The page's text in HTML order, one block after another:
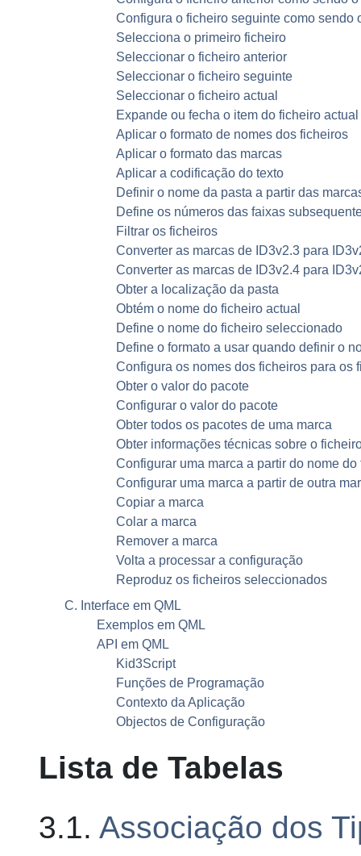
Configura o ficheiro seguinte como sendo
Selecciona o primeiro ficheiro
Seleccionar o ficheiro anterior
Seleccionar o ficheiro seguinte
Seleccionar o ficheiro actual
Expande ou fecha o item do ficheiro
Aplicar o formato de nomes dos ficheiros
Aplicar o formato das marcas
Aplicar a codificação do texto
Definir o nome da pasta a partir das
Define os números das faixas
Filtrar os ficheiros
Converter as marcas de ID3v2.3 para
Converter as marcas de ID3v2.4 para
Obter a localização da pasta
Obtém o nome do ficheiro actual
Define o nome do ficheiro seleccionado
Define o formato a usar quando definir o
Configura os nomes dos ficheiros para os
Obter o valor do pacote
Configurar o valor do pacote
Obter todos os pacotes de uma marca
Obter informações técnicas sobre o
Configurar uma marca a partir do nome do
Configurar uma marca a partir de outra
Copiar a marca
Colar a marca
Remover a marca
Volta a processar a configuração
Reproduz os ficheiros seleccionados
C. Interface em QML
Exemplos em QML
API em QML
Kid3Script
Funções de Programação
Contexto da Aplicação
Objectos de Configuração
Lista de Tabelas
3.1. Associação dos